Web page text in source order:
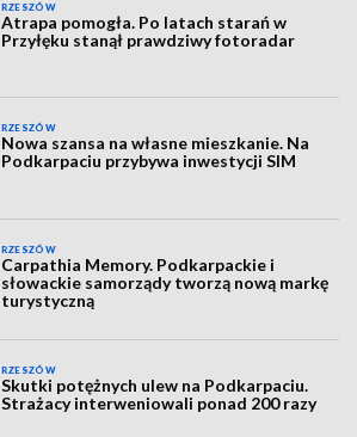
RZESZÓW
Atrapa pomogła. Po latach starań w
Przyłęku stanął prawdziwy fotoradar
RZESZÓW
Nowa szansa na własne mieszkanie. Na
Podkarpaciu przybywa inwestycji SIM
RZESZÓW
Carpathia Memory. Podkarpackie i
słowackie samorządy tworzą nową markę
turystyczną
RZESZÓW
Skutki potężnych ulew na Podkarpaciu.
Strażacy interweniowali ponad 200 razy